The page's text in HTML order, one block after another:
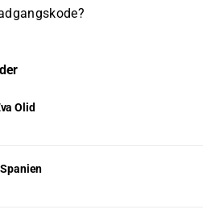
Olid